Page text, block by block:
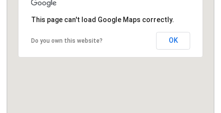
This page can't load Google Maps correctly.
Do you own this website? OK